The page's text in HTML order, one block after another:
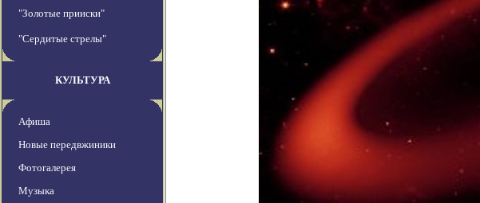
"Золотые прииски"
"Сердитые стрелы"
КУЛЬТУРА
Афиша
Новые передвжиники
Фотогалерея
Музыка